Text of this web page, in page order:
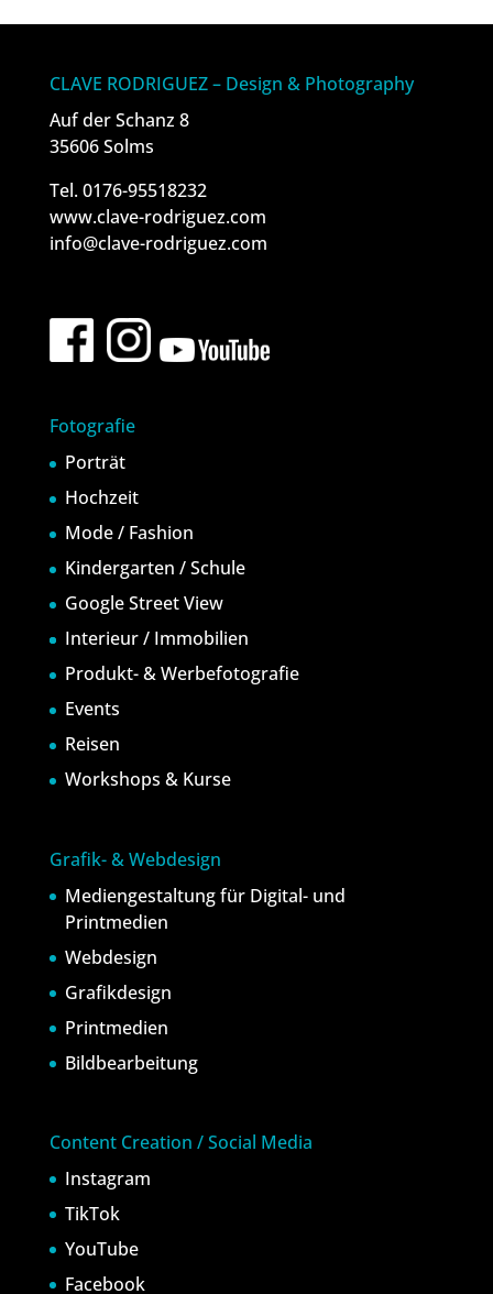
CLAVE RODRIGUEZ – Design & Photography
Auf der Schanz 8
35606 Solms
Tel. 0176-95518232
www.clave-rodriguez.com
info@clave-rodriguez.com
Fotografie
Porträt
Hochzeit
Mode / Fashion
Kindergarten / Schule
Google Street View
Interieur / Immobilien
Produkt- & Werbefotografie
Events
Reisen
Workshops & Kurse
Grafik- & Webdesign
Mediengestaltung für Digital- und
Printmedien
Webdesign
Grafikdesign
Printmedien
Bildbearbeitung
Content Creation / Social Media
Instagram
TikTok
YouTube
Facebook